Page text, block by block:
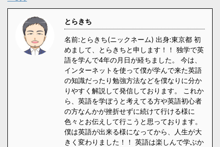
とらきち
名前:とらきち(ニックネーム) 出身:東京都 初
めまして、とらきちと申します！！ 独学で英
語を学んで4年の月日が経ちました。 今は、
インターネットを使って僕が学んで来た英語
の知識だったり勉強方法などを僕なりに分か
りやすく解説して発信しております。 これか
ら、英語を学ぼうと考えてる方や英語初心者
の方なんかが挫折せずに続けて行ける様に
色々とお伝えして行こうと思っております。
僕は英語が出来る様になってから、人生が大
きく変わりました！！ 英語は楽しんで学ぶか